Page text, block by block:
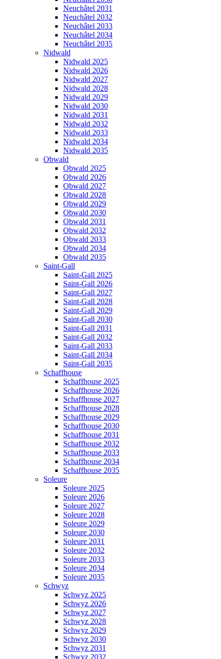
Neuchâtel 2031
Neuchâtel 2032
Neuchâtel 2033
Neuchâtel 2034
Neuchâtel 2035
Nidwald
Nidwald 2025
Nidwald 2026
Nidwald 2027
Nidwald 2028
Nidwald 2029
Nidwald 2030
Nidwald 2031
Nidwald 2032
Nidwald 2033
Nidwald 2034
Nidwald 2035
Obwald
Obwald 2025
Obwald 2026
Obwald 2027
Obwald 2028
Obwald 2029
Obwald 2030
Obwald 2031
Obwald 2032
Obwald 2033
Obwald 2034
Obwald 2035
Saint-Gall
Saint-Gall 2025
Saint-Gall 2026
Saint-Gall 2027
Saint-Gall 2028
Saint-Gall 2029
Saint-Gall 2030
Saint-Gall 2031
Saint-Gall 2032
Saint-Gall 2033
Saint-Gall 2034
Saint-Gall 2035
Schaffhouse
Schaffhouse 2025
Schaffhouse 2026
Schaffhouse 2027
Schaffhouse 2028
Schaffhouse 2029
Schaffhouse 2030
Schaffhouse 2031
Schaffhouse 2032
Schaffhouse 2033
Schaffhouse 2034
Schaffhouse 2035
Soleure
Soleure 2025
Soleure 2026
Soleure 2027
Soleure 2028
Soleure 2029
Soleure 2030
Soleure 2031
Soleure 2032
Soleure 2033
Soleure 2034
Soleure 2035
Schwyz
Schwyz 2025
Schwyz 2026
Schwyz 2027
Schwyz 2028
Schwyz 2029
Schwyz 2030
Schwyz 2031
Schwyz 2032